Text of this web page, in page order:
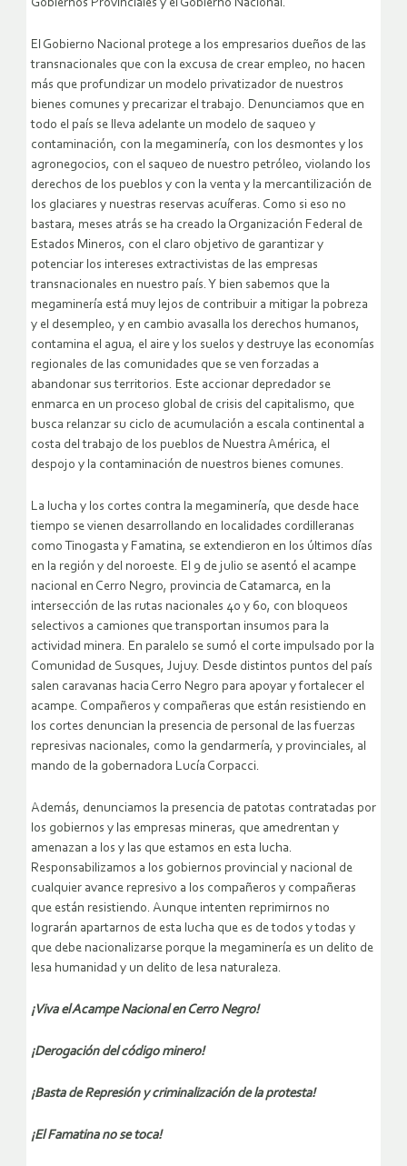
Gobiernos Provinciales y el Gobierno Nacional.
El Gobierno Nacional protege a los empresarios dueños de las
transnacionales que con la excusa de crear empleo, no hacen
más que profundizar un modelo privatizador de nuestros
bienes comunes y precarizar el trabajo. Denunciamos que en
todo el país se lleva adelante un modelo de saqueo y
contaminación, con la megaminería, con los desmontes y los
agronegocios, con el saqueo de nuestro petróleo, violando los
derechos de los pueblos y con la venta y la mercantilización de
los glaciares y nuestras reservas acuíferas. Como si eso no
bastara, meses atrás se ha creado la Organización Federal de
Estados Mineros, con el claro objetivo de garantizar y
potenciar los intereses extractivistas de las empresas
transnacionales en nuestro país. Y bien sabemos que la
megaminería está muy lejos de contribuir a mitigar la pobreza
y el desempleo, y en cambio avasalla los derechos humanos,
contamina el agua, el aire y los suelos y destruye las economías
regionales de las comunidades que se ven forzadas a
abandonar sus territorios. Este accionar depredador se
enmarca en un proceso global de crisis del capitalismo, que
busca relanzar su ciclo de acumulación a escala continental a
costa del trabajo de los pueblos de Nuestra América, el
despojo y la contaminación de nuestros bienes comunes.
La lucha y los cortes contra la megaminería, que desde hace
tiempo se vienen desarrollando en localidades cordilleranas
como Tinogasta y Famatina, se extendieron en los últimos días
en la región y del noroeste. El 9 de julio se asentó el acampe
nacional en Cerro Negro, provincia de Catamarca, en la
intersección de las rutas nacionales 40 y 60, con bloqueos
selectivos a camiones que transportan insumos para la
actividad minera. En paralelo se sumó el corte impulsado por la
Comunidad de Susques, Jujuy. Desde distintos puntos del país
salen caravanas hacia Cerro Negro para apoyar y fortalecer el
acampe. Compañeros y compañeras que están resistiendo en
los cortes denuncian la presencia de personal de las fuerzas
represivas nacionales, como la gendarmería, y provinciales, al
mando de la gobernadora Lucía Corpacci.
Además, denunciamos la presencia de patotas contratadas por
los gobiernos y las empresas mineras, que amedrentan y
amenazan a los y las que estamos en esta lucha.
Responsabilizamos a los gobiernos provincial y nacional de
cualquier avance represivo a los compañeros y compañeras
que están resistiendo. Aunque intenten reprimirnos no
lograrán apartarnos de esta lucha que es de todos y todas y
que debe nacionalizarse porque la megaminería es un delito de
lesa humanidad y un delito de lesa naturaleza.
¡Viva el Acampe Nacional en Cerro Negro!
¡Derogación del código minero!
¡Basta de Represión y criminalización de la protesta!
¡El Famatina no se toca!